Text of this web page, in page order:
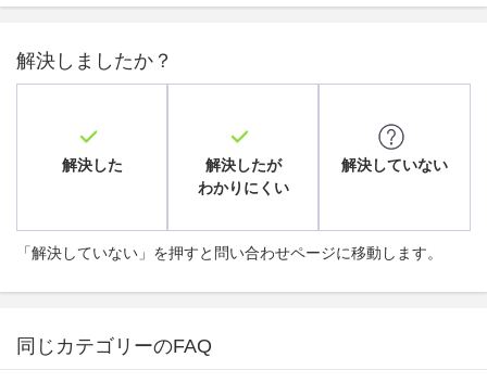
解決しましたか？
解決した
解決したが
わかりにくい
解決していない
「解決していない」を押すと問い合わせページに移動します。
同じカテゴリーのFAQ